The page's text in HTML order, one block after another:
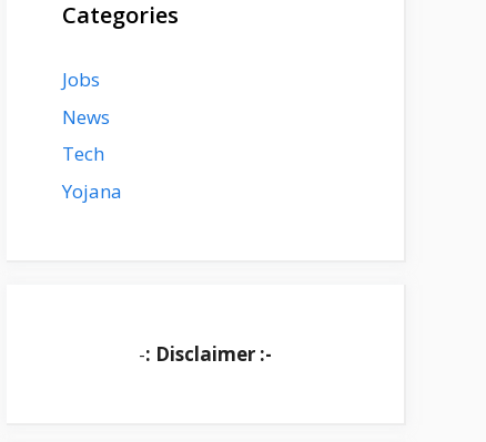
Categories
Jobs
News
Tech
Yojana
-: Disclaimer :-